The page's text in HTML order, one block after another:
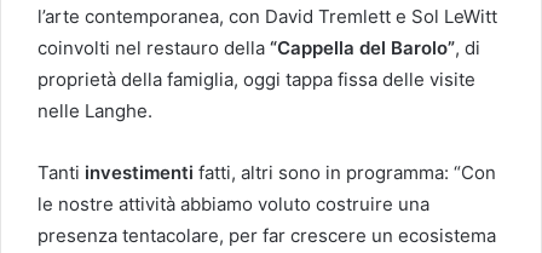
l’arte contemporanea, con David Tremlett e Sol LeWitt
coinvolti nel restauro della “Cappella del Barolo”, di
proprietà della famiglia, oggi tappa fissa delle visite
nelle Langhe.
Tanti investimenti fatti, altri sono in programma: “Con
le nostre attività abbiamo voluto costruire una
presenza tentacolare, per far crescere un ecosistema